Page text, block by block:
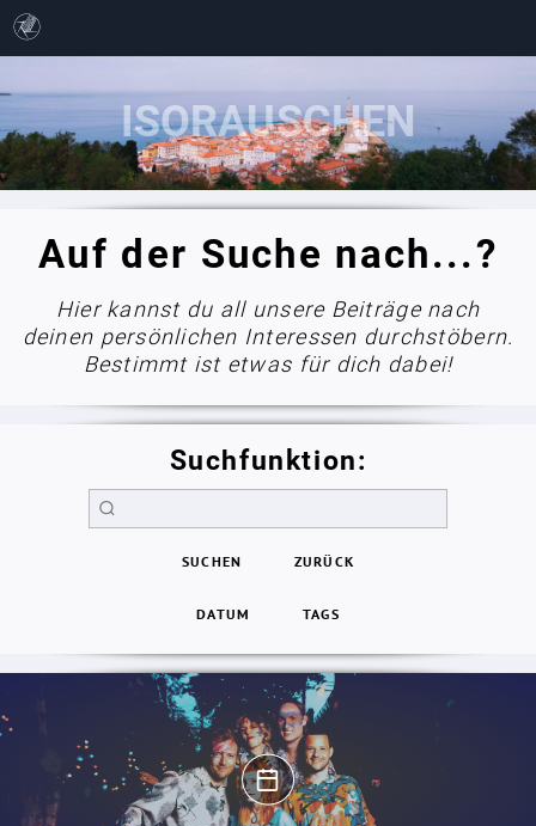
Auf der Suche nach...?
Hier kannst du all unsere Beiträge nach
deinen persönlichen Interessen durchstöbern.
Bestimmt ist etwas für dich dabei!
Suchfunktion:
SUCHEN ZURÜCK
DATUM TAGS